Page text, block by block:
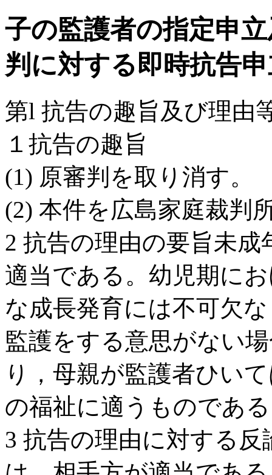
子の監護者の指定申
判に対する即時抗告
第l 抗告の趣旨及び理由
１抗告の趣旨
(1) 原審判を取り消す。
(2) 本件を広島家庭裁判
2 抗告の理由の要旨未
適当である。幼児期に
な成長発育には不可欠
監護をする意思がない
り，母親が監護者ひい
の福祉に適うものであ
3 抗告の理由に対する